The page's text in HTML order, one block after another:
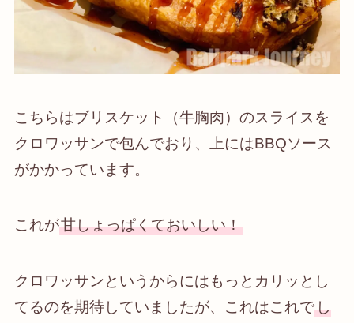
こちらはブリスケット（牛胸肉）のスライスを
クロワッサンで包んでおり、上にはBBQソース
がかかっています。
これが甘しょっぱくておいしい！
クロワッサンというからにはもっとカリッとし
てるのを期待していましたが、これはこれでし